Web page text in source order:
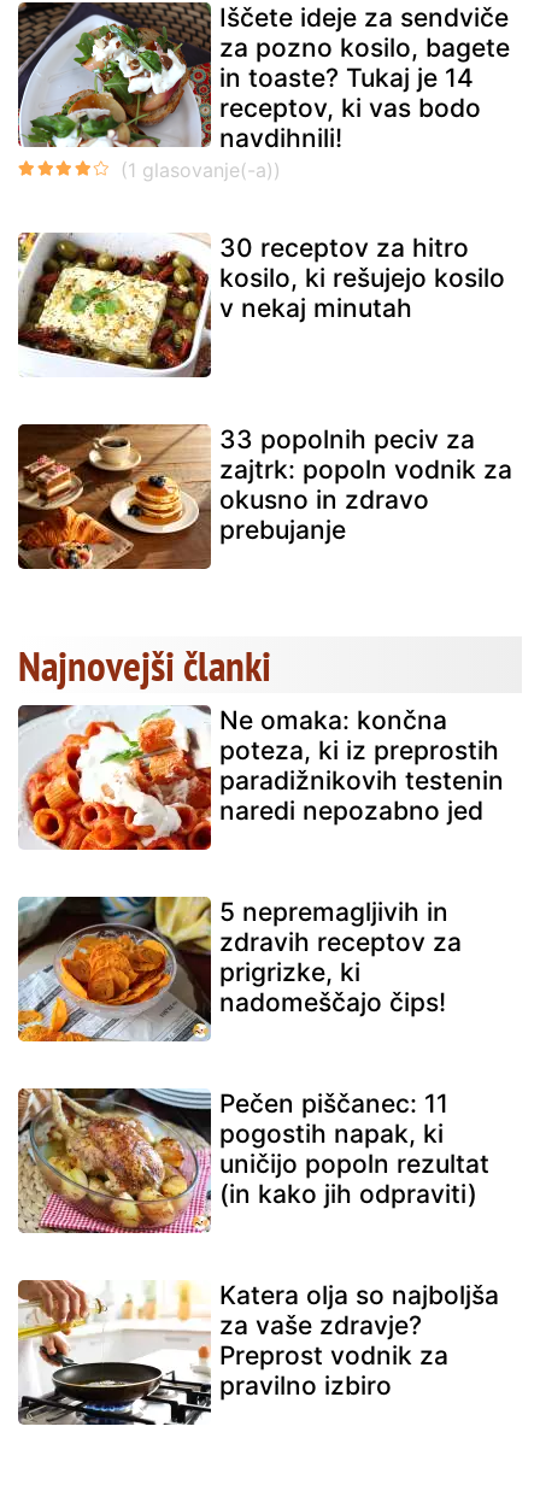
Iščete ideje za sendviče
za pozno kosilo, bagete
in toaste? Tukaj je 14
receptov, ki vas bodo
navdihnili!
30 receptov za hitro
kosilo, ki rešujejo kosilo
v nekaj minutah
33 popolnih peciv za
zajtrk: popoln vodnik za
okusno in zdravo
prebujanje
Najnovejši članki
Ne omaka: končna
poteza, ki iz preprostih
paradižnikovih testenin
naredi nepozabno jed
5 nepremagljivih in
zdravih receptov za
prigrizke, ki
nadomeščajo čips!
Pečen piščanec: 11
pogostih napak, ki
uničijo popoln rezultat
(in kako jih odpraviti)
Katera olja so najboljša
za vaše zdravje?
Preprost vodnik za
pravilno izbiro